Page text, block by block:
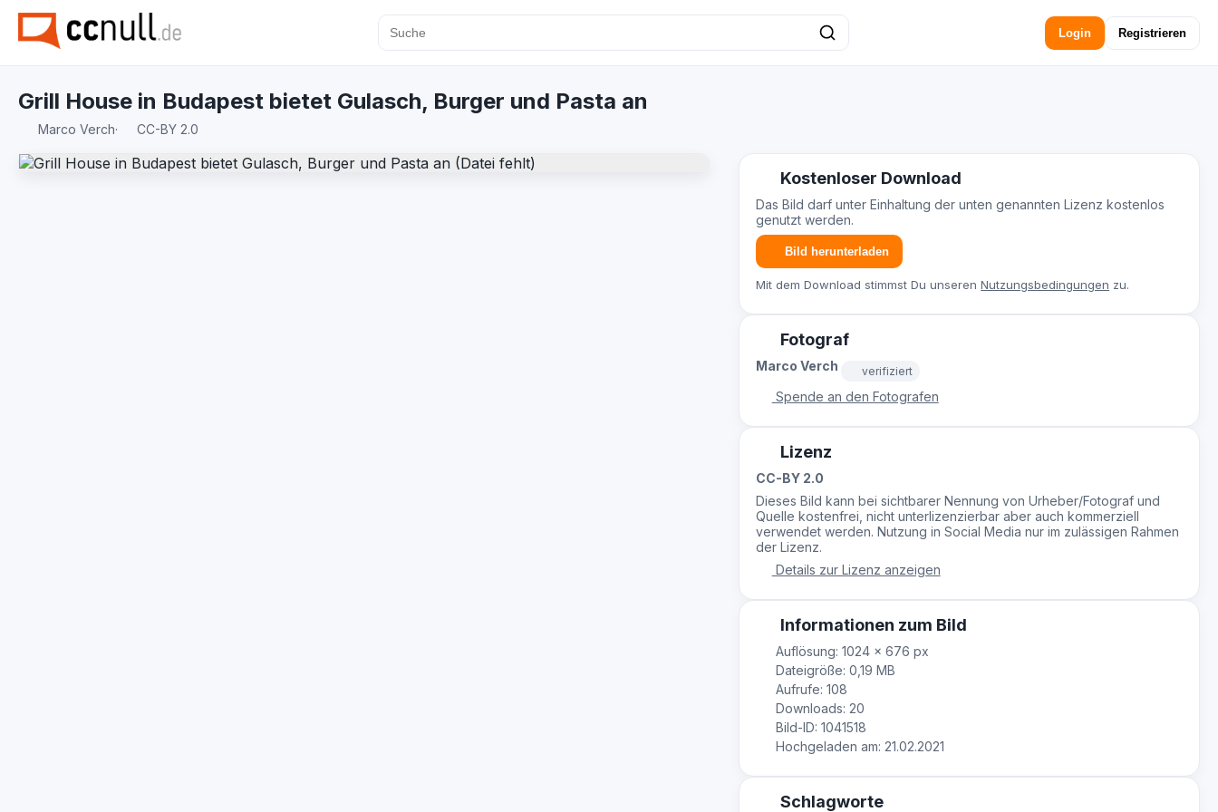
Login Registrieren
Grill House in Budapest bietet Gulasch, Burger und Pasta an
Marco Verch· CC-BY 2.0
Kostenloser Download
Das Bild darf unter Einhaltung der unten genannten Lizenz kostenlos
genutzt werden.
Bild herunterladen
Mit dem Download stimmst Du unserenNutzungsbedingungen zu.
Fotograf
Marco Verch verifiziert
Spende an den Fotografen
Lizenz
CC-BY 2.0
Dieses Bild kann bei sichtbarer Nennung von Urheber/Fotograf und
Quelle kostenfrei, nicht unterlizenzierbar aber auch kommerziell
verwendet werden. Nutzung in Social Media nur im zulässigen Rahmen
der Lizenz.
Details zur Lizenz anzeigen
Informationen zum Bild
Auflösung: 1024 × 676 px
Dateigröße: 0,19 MB
Aufrufe: 108
Downloads: 20
Bild-ID: 1041518
Hochgeladen am: 21.02.2021
Schlagworte